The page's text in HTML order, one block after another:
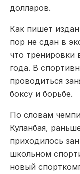
долларов.
Как пишет
пор не сдан в
что тренировки
года. В
проводиться
боксу и борьбе.
По словам
Куланбая,
приходилось
школьном
новый